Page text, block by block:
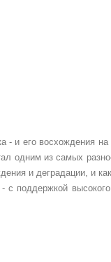
- и его восхождения
одним из самых
и деградации, и
поддержкой